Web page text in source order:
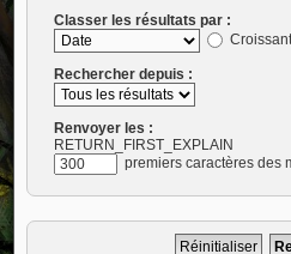
Classer les résultats par :
Croissant
Rechercher depuis :
Renvoyer les :
RETURN_FIRST_EXPLAIN
premiers caractères des